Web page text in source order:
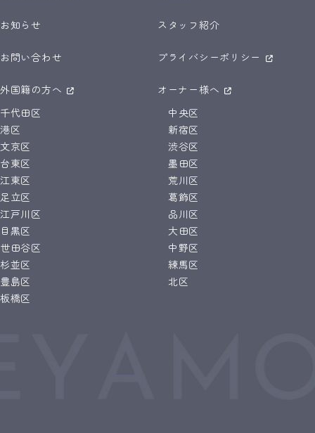
お知らせ スタッフ紹介
お問い合わせ プライバシーポリシー
外国籍の方へ
オーナー様へ
千代田区
中央区
港区
新宿区
文京区
渋谷区
台東区
墨田区
江東区
荒川区
足立区
葛飾区
江戸川区
品川区
目黒区
大田区
世田谷区
中野区
杉並区
練馬区
豊島区
北区
板橋区